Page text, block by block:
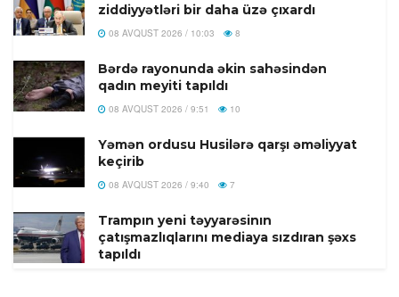
ziddiyyətləri bir daha üzə çıxardı
08 AVQUST 2026 / 10:03 8
Bərdə rayonunda əkin sahəsindən
qadın meyiti tapıldı
08 AVQUST 2026 / 9:51 10
Yəmən ordusu Husilərə qarşı əməliyyat
keçirib
08 AVQUST 2026 / 9:40 7
Trampın yeni təyyarəsinın
çatışmazlıqlarını mediaya sızdıran şəxs
tapıldı